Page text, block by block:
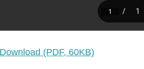
Download (PDF, 60KB)